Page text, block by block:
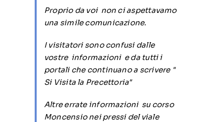
Proprio da voi non ci aspettavamo
una simile comunicazione.
I visitatori sono confusi dalle
vostre informazioni e da tutti i
portali che continuano a scrivere "
Si Visita la Precettoria"
Altre errate informazioni su corso
Moncensio nei pressi del viale